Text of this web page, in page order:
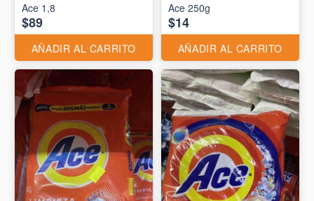
Ace 1,8
$89
AÑADIR AL CARRITO
Ace 250g
$14
AÑADIR AL CARRITO